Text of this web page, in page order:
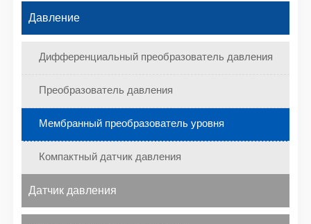
Давление
Дифференциальный преобразователь давления
Преобразователь давления
Мембранный преобразователь уровня
Компактный датчик давления
Датчик давления